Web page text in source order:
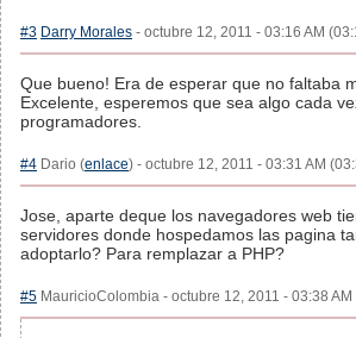
#3 Darry Morales - octubre 12, 2011 - 03:16 AM
Que bueno! Era de esperar que no faltaba
Excelente, esperemos que sea algo cada
programadores.
#4 Dario (enlace) - octubre 12, 2011 - 03:31 AM
Jose, aparte deque los navegadores web
servidores donde hospedamos las pagina
adoptarlo? Para remplazar a PHP?
#5 MauricioColombia - octubre 12, 2011 - 03:38